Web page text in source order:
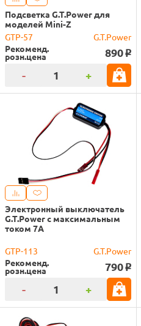
Подсветка G.T.Power для
моделей Mini-Z
GTP-57
G.T.Power
Рекоменд.
розн.цена 890 o
- +
Электронный выключатель
G.T.Power с максимальным
током 7А
GTP-113
G.T.Power
Рекоменд.
розн.цена 790 o
- +